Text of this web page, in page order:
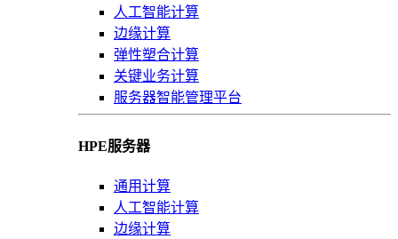
人工智能计算
边缘计算
弹性塑合计算
关键业务计算
服务器智能管理平台
HPE服务器
通用计算
人工智能计算
边缘计算